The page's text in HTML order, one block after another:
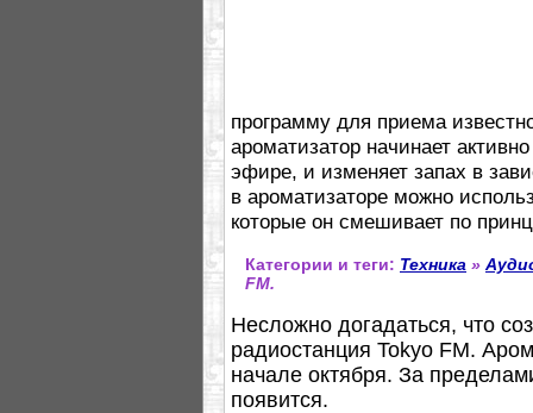
программу для приема
ароматизатор начинает
эфире, и изменяет запах в
в ароматизаторе можно
которые он смешивает по
Категории и теги: Техника »
FM.
Несложно догадаться, что
радиостанция Tokyo FM.
начале октября. За
появится.